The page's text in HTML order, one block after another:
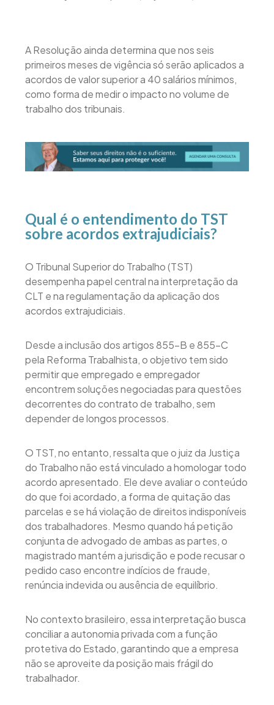
A Resolução ainda determina que nos seis
primeiros meses de vigência só serão aplicados a
acordos de valor superior a 40 salários mínimos,
como forma de medir o impacto no volume de
trabalho dos tribunais.
Qual é o entendimento do TST
sobre acordos extrajudiciais?
O Tribunal Superior do Trabalho (TST)
desempenha papel central na interpretação da
CLT e na regulamentação da aplicação dos
acordos extrajudiciais.
Desde a inclusão dos artigos 855-B e 855-C
pela Reforma Trabalhista, o objetivo tem sido
permitir que empregado e empregador
encontrem soluções negociadas para questões
decorrentes do contrato de trabalho, sem
depender de longos processos.
O TST, no entanto, ressalta que o juiz da Justiça
do Trabalho não está vinculado a homologar todo
acordo apresentado. Ele deve avaliar o conteúdo
do que foi acordado, a forma de quitação das
parcelas e se há violação de direitos indisponíveis
dos trabalhadores. Mesmo quando há petição
conjunta de advogado de ambas as partes, o
magistrado mantém a jurisdição e pode recusar o
pedido caso encontre indícios de fraude,
renúncia indevida ou ausência de equilíbrio.
No contexto brasileiro, essa interpretação busca
conciliar a autonomia privada com a função
protetiva do Estado, garantindo que a empresa
não se aproveite da posição mais frágil do
trabalhador.